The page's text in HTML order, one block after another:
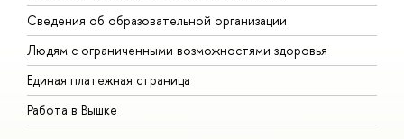
Сведения об образовательной организации
Людям с ограниченными возможностями здоровья
Единая платежная страница
Работа в Вышке